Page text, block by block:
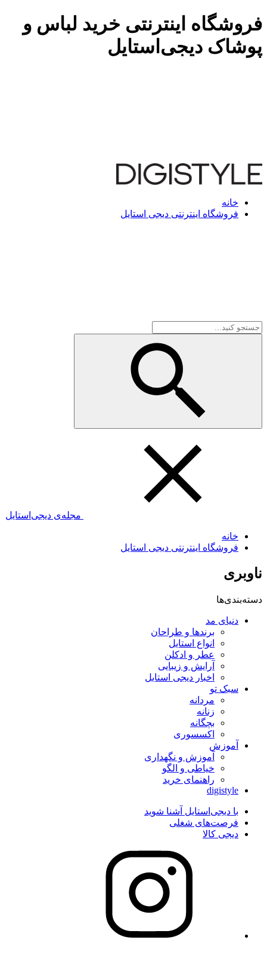
فروشگاه اینترنتی خرید لباس و
پوشاک دیجی‌استایل
خانه
فروشگاه اینترنتی دیجی استایل
مجله‌ی دیجی‌استایل
خانه
فروشگاه اینترنتی دیجی استایل
ناوبری
دسته‌بندی‌ها
دنیای مد
برندها و طراحان
انواع استایل
عطر و ادکلن
آرایش و زیبایی
اخبار دیجی استایل
سبک تو
مردانه
زنانه
بچگانه
اکسسوری
آموزش
آموزش و نگهداری
خیاطی و الگو
راهنمای خرید
digistyle
با دیجی‌استایل آشنا شوید
فرصت‌های شغلی
دیجی کالا